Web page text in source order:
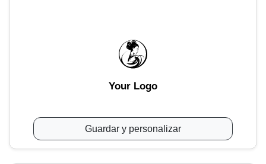
Your Logo
Guardar y personalizar